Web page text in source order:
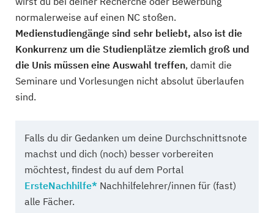
normalerweise auf einen NC stoßen.
Medienstudiengänge sind sehr beliebt, also ist die
Konkurrenz um die Studienplätze ziemlich groß und
die Unis müssen eine Auswahl treffen, damit die
Seminare und Vorlesungen nicht absolut überlaufen
sind.
Falls du dir Gedanken um deine Durchschnittsnote
machst und dich (noch) besser vorbereiten
möchtest, findest du auf dem Portal
ErsteNachhilfe* Nachhilfelehrer/innen für (fast)
alle Fächer.